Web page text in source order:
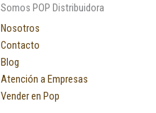
Somos POP Distribuidora
Nosotros
Contacto
Blog
Atención a Empresas
Vender en Pop